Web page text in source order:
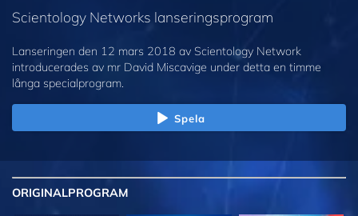
Scientology Networks lanseringsprogram
Lanseringen den 12 mars 2018 av Scientology Network
introducerades av mr David Miscavige under detta en timme
långa specialprogram.
Spela
ORIGINALPROGRAM